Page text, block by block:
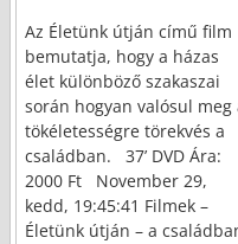
Az Életünk útján című film
bemutatja, hogy a házas
élet különböző szakaszai
során hogyan valósul meg
tökéletességre törekvés a
családban. 37’ DVD Ára:
2000 Ft November 29,
kedd, 19:45:41 Filmek –
Életünk útján – a